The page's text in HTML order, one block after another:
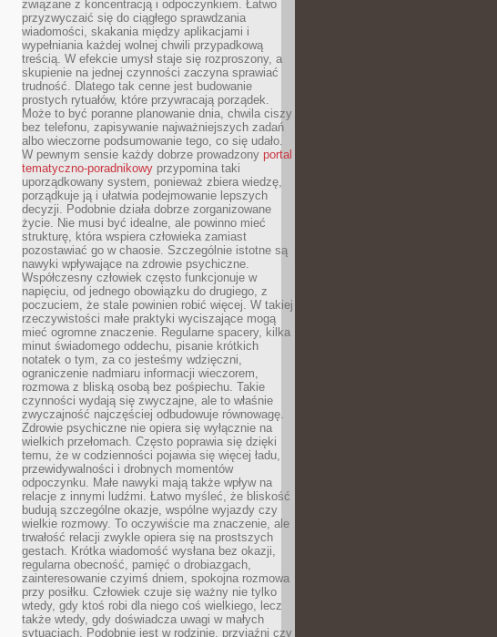
związane z koncentracją i odpoczynkiem. Łatwo
przyzwyczaić się do ciągłego sprawdzania
wiadomości, skakania między aplikacjami i
wypełniania każdej wolnej chwili przypadkową
treścią. W efekcie umysł staje się rozproszony, a
skupienie na jednej czynności zaczyna sprawiać
trudność. Dlatego tak cenne jest budowanie
prostych rytuałów, które przywracają porządek.
Może to być poranne planowanie dnia, chwila ciszy
bez telefonu, zapisywanie najważniejszych zadań
albo wieczorne podsumowanie tego, co się udało.
W pewnym sensie każdy dobrze prowadzony portal
tematyczno-poradnikowy przypomina taki
uporządkowany system, ponieważ zbiera wiedzę,
porządkuje ją i ułatwia podejmowanie lepszych
decyzji. Podobnie działa dobrze zorganizowane
życie. Nie musi być idealne, ale powinno mieć
strukturę, która wspiera człowieka zamiast
pozostawiać go w chaosie. Szczególnie istotne są
nawyki wpływające na zdrowie psychiczne.
Współczesny człowiek często funkcjonuje w
napięciu, od jednego obowiązku do drugiego, z
poczuciem, że stale powinien robić więcej. W takiej
rzeczywistości małe praktyki wyciszające mogą
mieć ogromne znaczenie. Regularne spacery, kilka
minut świadomego oddechu, pisanie krótkich
notatek o tym, za co jesteśmy wdzięczni,
ograniczenie nadmiaru informacji wieczorem,
rozmowa z bliską osobą bez pośpiechu. Takie
czynności wydają się zwyczajne, ale to właśnie
zwyczajność najczęściej odbudowuje równowagę.
Zdrowie psychiczne nie opiera się wyłącznie na
wielkich przełomach. Często poprawia się dzięki
temu, że w codzienności pojawia się więcej ładu,
przewidywalności i drobnych momentów
odpoczynku. Małe nawyki mają także wpływ na
relacje z innymi ludźmi. Łatwo myśleć, że bliskość
budują szczególne okazje, wspólne wyjazdy czy
wielkie rozmowy. To oczywiście ma znaczenie, ale
trwałość relacji zwykle opiera się na prostszych
gestach. Krótka wiadomość wysłana bez okazji,
regularna obecność, pamięć o drobiazgach,
zainteresowanie czyimś dniem, spokojna rozmowa
przy posiłku. Człowiek czuje się ważny nie tylko
wtedy, gdy ktoś robi dla niego coś wielkiego, lecz
także wtedy, gdy doświadcza uwagi w małych
sytuacjach. Podobnie jest w rodzinie, przyjaźni czy